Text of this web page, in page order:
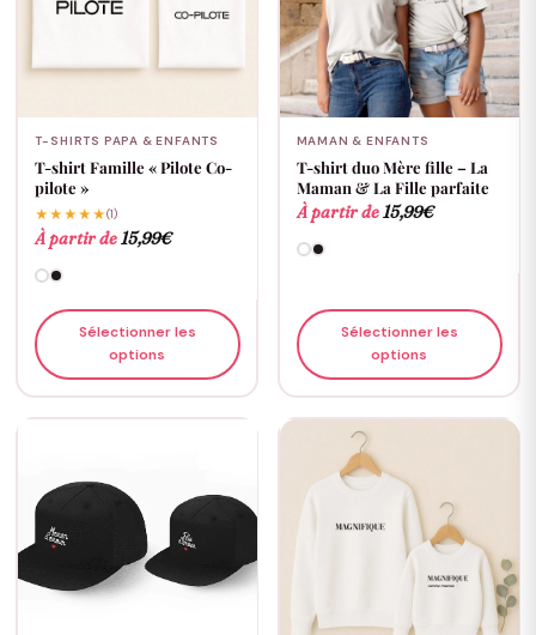
T-SHIRTS PAPA & ENFANTS
T-shirt Famille « Pilote Co-
pilote »
★★★★★(1)
À partir de15,99€
Sélectionner les
options
MAMAN & ENFANTS
T-shirt duo Mère fille – La
Maman & La Fille parfaite
À partir de15,99€
Sélectionner les
options